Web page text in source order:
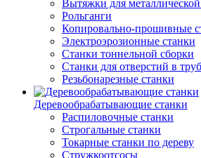
Вытяжки для
Рольганги
Копировально-прошивные
Электроэрозионные станки
Станки тоннельной сборки
Станки для отверстий в
Резьбонарезные станки
Деревообрабатывающие станки
Распиловочные станки
Строгальные станки
Токарные станки по дереву
Стружкоотсосы